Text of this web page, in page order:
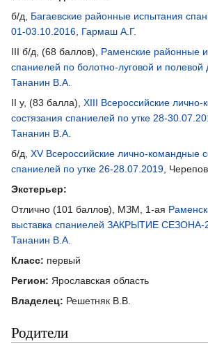
б/д, Багаевские районные испытания
01-03.10.2016 Гармаш А.Г.
III б/д, (68 баллов), Раменские районные
спаниелей по болотно-луговой и
Тананин В.А.
II у, (83 балла), XIII Всероссийские
состязания спаниелей по утке 28-
Тананин В.А.
б/д, XV Всероссийские лично-командные
спаниелей по утке 26-28.07.2019 ,
Экстерьер:
Отлично (101 баллов), МЗМ, 1-ая
выставка спаниелей ЗАКРЫТИЕ СЕЗОНА-
Тананин В.А.
Класс: первый
Регион: Ярославская область
Владелец: Решетняк В.В.
Родители